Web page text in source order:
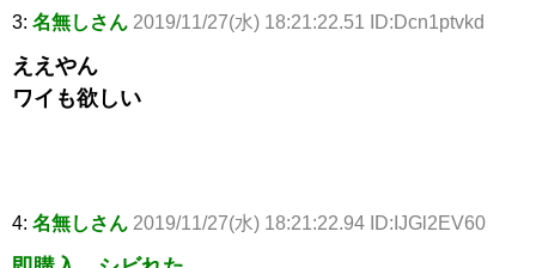
3: 名無しさん 2019/11/27(水) 18:21:22.51 ID:Dcn1ptvkd
ええやん
ワイも欲しい
4: 名無しさん 2019/11/27(水) 18:21:22.94 ID:IJGl2EV60